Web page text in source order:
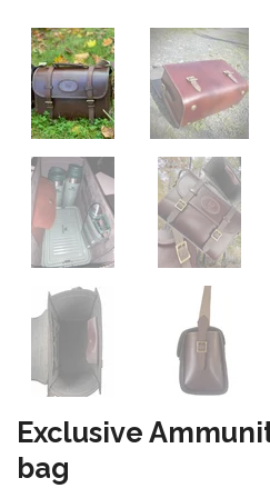
Exclusive
bag